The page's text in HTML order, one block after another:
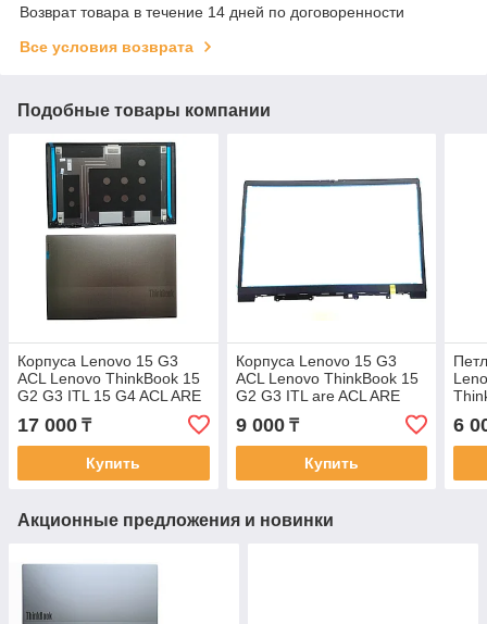
Возврат товара в течение 14 дней по договоренности
Все условия возврата
Подобные товары компании
Корпуса Lenovo 15 G3
ACL Lenovo ThinkBook 15
G2 G3 ITL 15 G4 ACL ARE
корпус A часть крышка
матрицы
17 000 ₸
Купить
Корпуса Lenovo 15 G3
ACL Lenovo ThinkBook 15
G2 G3 ITL are ACL ARE
корпус B часть рамка
матрицы
9 000₸
Купить
6
Акционные предложения и новинки